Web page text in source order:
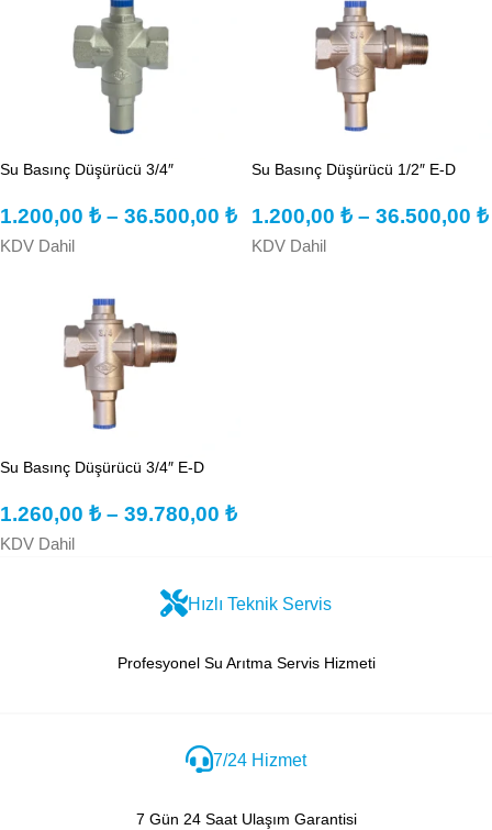
Su Basınç Düşürücü 3/4″
1.200,00 ₺ – 36.500,00 ₺
KDV Dahil
Su Basınç Düşürücü 1/2″ E-D
1.200,00 ₺ – 36.500,00 ₺
KDV Dahil
Su Basınç Düşürücü 3/4″ E-D
1.260,00 ₺ – 39.780,00 ₺
KDV Dahil
Hızlı Teknik Servis
Profesyonel Su Arıtma Servis Hizmeti
7/24 Hizmet
7 Gün 24 Saat Ulaşım Garantisi